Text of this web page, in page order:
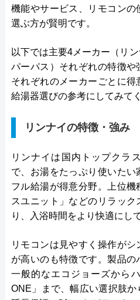
機能やサービス、リモコンの
選ぶ方が賢明です。
以下では主要4メーカー（リ
パーパス）それぞれの特徴や
それぞれのメーカーごとに得
給湯器選びの参考にしてみて
リンナイの特徴・強み
リンナイは国内トップクラ
で、お湯をたっぷり使いたい
フル給湯が得意分野。上位
スユニット」などのリラッ
り、入浴時間をより快適にし
リモコンは見やすく操作が
が高いのも特徴です。製品の
一般的なエコジョーズから
ONE」まで、幅広い選択肢